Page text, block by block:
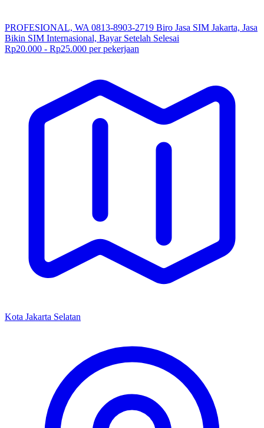
PROFESIONAL, WA 0813-8903-2719 Biro Jasa SIM Jakarta, Jasa
Bikin SIM Internasional, Bayar Setelah Selesai
Rp20.000 - Rp25.000 per pekerjaan
Kota Jakarta Selatan